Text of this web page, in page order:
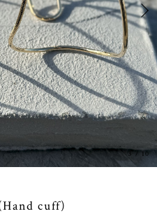
3/10
cuff)